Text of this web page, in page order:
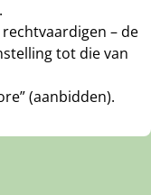
– de
tot die van
(aanbidden).